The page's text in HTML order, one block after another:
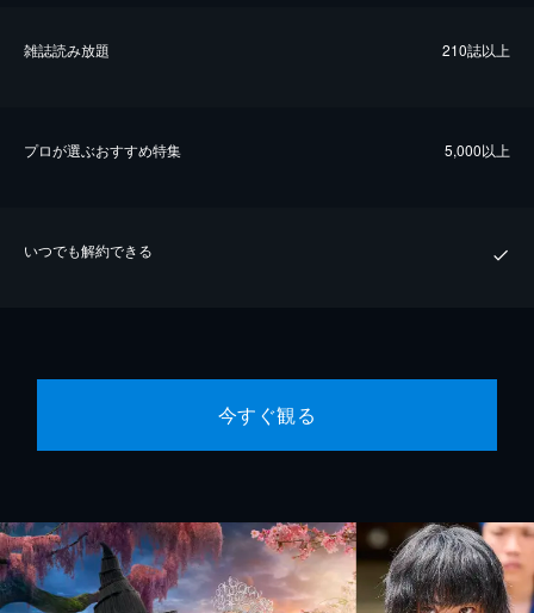
雑誌読み放題 210誌以上
プロが選ぶおすすめ特集 5,000以上
いつでも解約できる
今すぐ観る